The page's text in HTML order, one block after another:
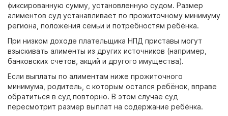
фиксированную сумму, установленную судом. Размер
алиментов суд устанавливает по прожиточному минимуму
региона, положения семьи и потребностям ребёнка.
При низком доходе плательщика НПД приставы могут
взыскивать алименты из других источников (например,
банковских счетов, акций и другого имущества).
Если выплаты по алиментам ниже прожиточного
минимума, родитель, с которым остался ребёнок, вправе
обратиться в суд повторно. В этом случае суд
пересмотрит размер выплат на содержание ребёнка.